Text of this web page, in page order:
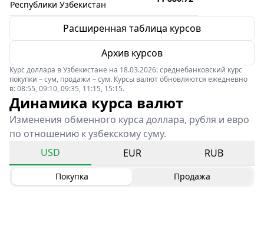
Республики Узбекистан
Расширенная таблица курсов
Архив курсов
Курс доллара в Узбекистане на 18.03.2026: среднебанковский курс
покупки – сум, продажи – сум. Курсы валют обновляются ежедневно
в: 08:55, 09:10, 09:35, 11:15, 15:15.
Динамика курса валют
Изменения обменного курса доллара, рубля и евро
по отношению к узбекскому суму.
USD
EUR RUB
Покупка Продажа